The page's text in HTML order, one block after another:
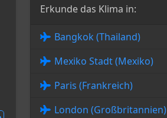
Erkunde das Klima in:
Bangkok (Thailand)
Mexiko Stadt (Mexiko)
Paris (Frankreich)
London (Großbritannien)